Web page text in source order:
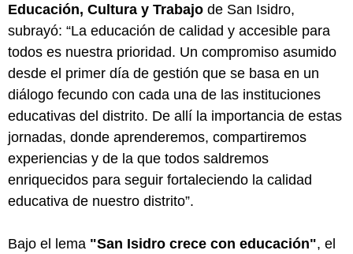
Educación, Cultura y Trabajo de San Isidro,
subrayó: “La educación de calidad y accesible para
todos es nuestra prioridad. Un compromiso asumido
desde el primer día de gestión que se basa en un
diálogo fecundo con cada una de las instituciones
educativas del distrito. De allí la importancia de estas
jornadas, donde aprenderemos, compartiremos
experiencias y de la que todos saldremos
enriquecidos para seguir fortaleciendo la calidad
educativa de nuestro distrito”.
Bajo el lema "San Isidro crece con educación", el